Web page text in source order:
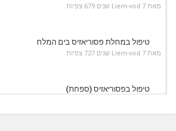
מאת Liem-vod 7 שנים 679 צפיות
טיפול במחלת פסוריאזיס בים המלח
מאת Liem-vod 7 שנים 727 צפיות
טיפול בפסוריאזיס (ספחת)